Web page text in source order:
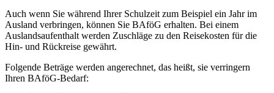
Auch wenn Sie während Ihrer Schulzeit zum Beispiel ein Jahr im
Ausland verbringen, können Sie BAföG erhalten. Bei einem
Auslandsaufenthalt werden Zuschläge zu den Reisekosten für die
Hin- und Rückreise gewährt.
Folgende Beträge werden angerechnet, das heißt, sie verringern
Ihren BAföG-Bedarf: